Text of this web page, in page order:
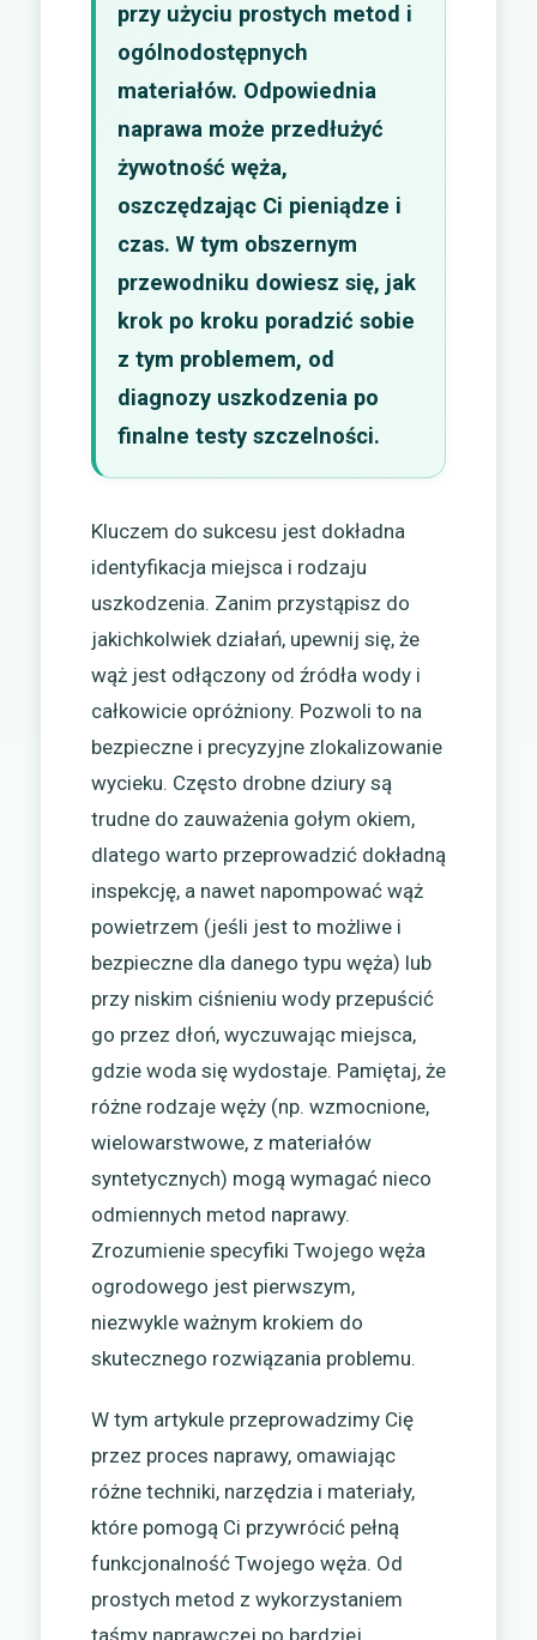
przy użyciu prostych metod i
ogólnodostępnych
materiałów. Odpowiednia
naprawa może przedłużyć
żywotność węża,
oszczędzając Ci pieniądze i
czas. W tym obszernym
przewodniku dowiesz się, jak
krok po kroku poradzić sobie
z tym problemem, od
diagnozy uszkodzenia po
finalne testy szczelności.
Kluczem do sukcesu jest dokładna
identyfikacja miejsca i rodzaju
uszkodzenia. Zanim przystąpisz do
jakichkolwiek działań, upewnij się, że
wąż jest odłączony od źródła wody i
całkowicie opróżniony. Pozwoli to na
bezpieczne i precyzyjne zlokalizowanie
wycieku. Często drobne dziury są
trudne do zauważenia gołym okiem,
dlatego warto przeprowadzić dokładną
inspekcję, a nawet napompować wąż
powietrzem (jeśli jest to możliwe i
bezpieczne dla danego typu węża) lub
przy niskim ciśnieniu wody przepuścić
go przez dłoń, wyczuwając miejsca,
gdzie woda się wydostaje. Pamiętaj, że
różne rodzaje węży (np. wzmocnione,
wielowarstwowe, z materiałów
syntetycznych) mogą wymagać nieco
odmiennych metod naprawy.
Zrozumienie specyfiki Twojego węża
ogrodowego jest pierwszym,
niezwykle ważnym krokiem do
skutecznego rozwiązania problemu.
W tym artykule przeprowadzimy Cię
przez proces naprawy, omawiając
różne techniki, narzędzia i materiały,
które pomogą Ci przywrócić pełną
funkcjonalność Twojego węża. Od
prostych metod z wykorzystaniem